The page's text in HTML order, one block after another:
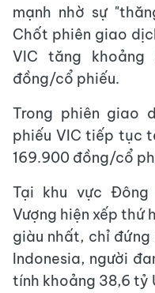
mạnh nhờ sự
Chốt phiên giao
VIC tăng khoảng
đồng/cổ phiếu.
Trong phiên giao
phiếu VIC tiếp tục
169.900 đồng/cổ
Tại khu vực Đông
Vượng hiện xếp thứ
giàu nhất, chỉ đứng
Indonesia, người
tính khoảng 38,6 tỷ